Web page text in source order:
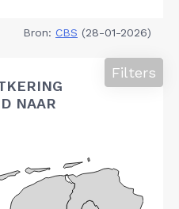
Bron: CBS (28-01-2026)
NAAR
Filters